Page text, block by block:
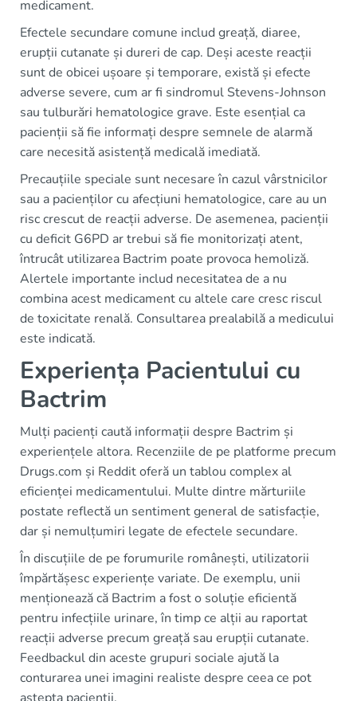
medicament.
Efectele secundare comune includ greață, diaree,
erupții cutanate și dureri de cap. Deși aceste reacții
sunt de obicei ușoare și temporare, există și efecte
adverse severe, cum ar fi sindromul Stevens-Johnson
sau tulburări hematologice grave. Este esențial ca
pacienții să fie informați despre semnele de alarmă
care necesită asistență medicală imediată.
Precauțiile speciale sunt necesare în cazul vârstnicilor
sau a pacienților cu afecțiuni hematologice, care au un
risc crescut de reacții adverse. De asemenea, pacienții
cu deficit G6PD ar trebui să fie monitorizați atent,
întrucât utilizarea Bactrim poate provoca hemoliză.
Alertele importante includ necesitatea de a nu
combina acest medicament cu altele care cresc riscul
de toxicitate renală. Consultarea prealabilă a medicului
este indicată.
Experiența Pacientului cu
Bactrim
Mulți pacienți caută informații despre Bactrim și
experiențele altora. Recenziile de pe platforme precum
Drugs.com și Reddit oferă un tablou complex al
eficienței medicamentului. Multe dintre mărturiile
postate reflectă un sentiment general de satisfacție,
dar și nemulțumiri legate de efectele secundare.
În discuțiile de pe forumurile românești, utilizatorii
împărtășesc experiențe variate. De exemplu, unii
menționează că Bactrim a fost o soluție eficientă
pentru infecțiile urinare, în timp ce alții au raportat
reacții adverse precum greață sau erupții cutanate.
Feedbackul din aceste grupuri sociale ajută la
conturarea unei imagini realiste despre ceea ce pot